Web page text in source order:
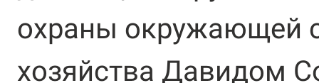
охраны окружающей
хозяйства Давидом